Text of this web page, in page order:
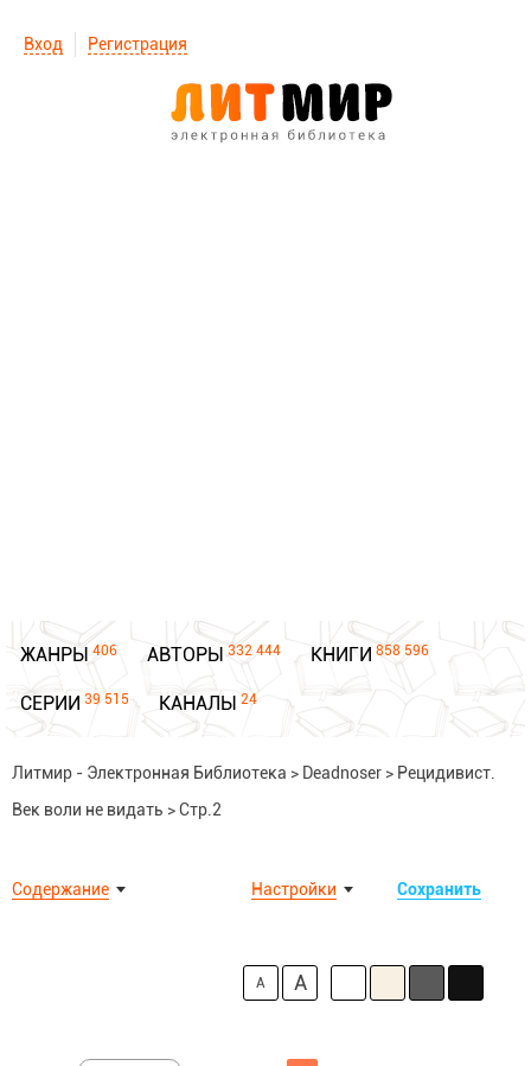
Вход Регистрация
ЖАНРЫ 406 АВТОРЫ 332 444 КНИГИ 858 596
СЕРИИ 39 515 КАНАЛЫ 24
Литмир - Электронная Библиотека > Deadnoser > Рецидивист.
Век воли не видать >Стр.2
Содержание Сохранить
Настройки
A A